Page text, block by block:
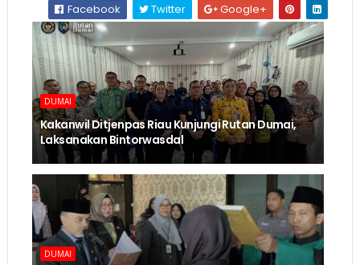
Facebook
Twitter Google+
DUMAI
Kakanwil Ditjenpas Riau Kunjungi Rutan Dumai,
Laksanakan Bintorwasdal
DUMAI